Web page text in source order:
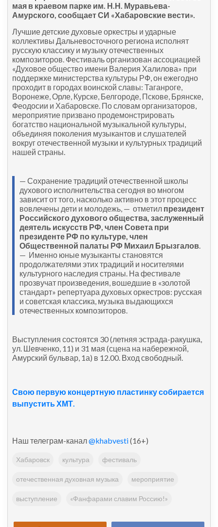
мая в краевом парке им. Н.Н. Муравьева-
Амурского, сообщает СИ «Хабаровские вести».
Лучшие детские духовые оркестры и ударные
коллективы Дальневосточного региона исполнят
русскую классику и музыку отечественных
композиторов. Фестиваль организован ассоциацией
«Духовое общество имени Валерия Халилова» при
поддержке министерства культуры РФ, он ежегодно
проходит в городах воинской славы: Таганроге,
Воронеже, Орле, Курске, Белгороде, Пскове, Брянске,
Феодосии и Хабаровске. По словам организаторов,
мероприятие призвано продемонстрировать
богатство национальной музыкальной культуры,
объединяя поколения музыкантов и слушателей
вокруг отечественной музыки и культурных традиций
нашей страны.
— Сохранение традиций отечественной школы
духового исполнительства сегодня во многом
зависит от того, насколько активно в этот процесс
вовлечены дети и молодежь, — отметил президент
Российского духового общества, заслуженный
деятель искусств РФ, член Совета при
президенте РФ по культуре, член
Общественной палаты РФ Михаил Брызгалов.
— Именно юные музыканты становятся
продолжателями этих традиций и носителями
культурного наследия страны. На фестивале
прозвучат произведения, вошедшие в «золотой
стандарт» репертуара духовых оркестров: русская
и советская классика, музыка выдающихся
отечественных композиторов.
Выступления состоятся 30 (летняя эстрада-ракушка,
ул. Шевченко, 11) и 31 мая (сцена на набережной,
Амурский бульвар, 1а) в 12.00. Вход свободный.
Свою первую концертную пластинку собирается
выпустить ХМТ.
Наш телеграм-канал@khabvesti(16+)
Хабаровск культура фестиваль
отечественная духовная музыка мероприятие
выступление «Фанфарами славим Россию!»